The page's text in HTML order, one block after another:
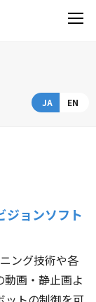
JA EN
ジョンソフト
ング技術や各
画・静止画よ